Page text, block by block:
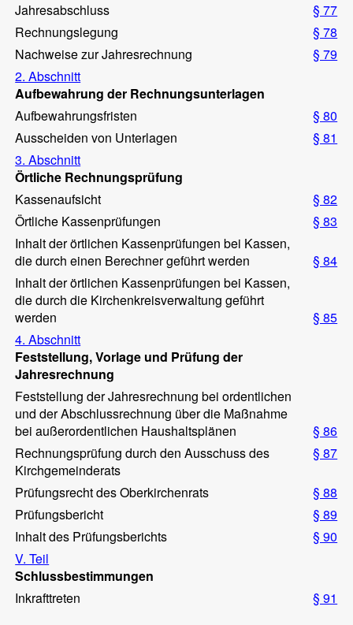
Jahresabschluss
§ 77
Rechnungslegung
§ 78
Nachweise zur Jahresrechnung
§ 79
2. Abschnitt
Aufbewahrung der Rechnungsunterlagen
Aufbewahrungsfristen
§ 80
Ausscheiden von Unterlagen
§ 81
3. Abschnitt
Örtliche Rechnungsprüfung
Kassenaufsicht
§ 82
Örtliche Kassenprüfungen
§ 83
Inhalt der örtlichen Kassenprüfungen bei Kassen,
die durch einen Berechner geführt werden
§ 84
Inhalt der örtlichen Kassenprüfungen bei Kassen,
die durch die Kirchenkreisverwaltung geführt
werden
§ 85
4. Abschnitt
Feststellung, Vorlage und Prüfung der
Jahresrechnung
Feststellung der Jahresrechnung bei ordentlichen
und der Abschlussrechnung über die Maßnahme
bei außerordentlichen Haushaltsplänen
§ 86
Rechnungsprüfung durch den Ausschuss des
Kirchgemeinderats
§ 87
Prüfungsrecht des Oberkirchenrats
§ 88
Prüfungsbericht
§ 89
Inhalt des Prüfungsberichts
§ 90
V. Teil
Schlussbestimmungen
Inkrafttreten
§ 91